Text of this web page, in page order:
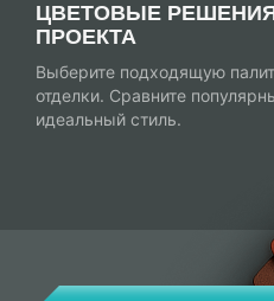
ЦВЕТОВЫЕ
ПРОЕКТА
Выберите подходящую
отделки. Сравните
идеальный стиль.